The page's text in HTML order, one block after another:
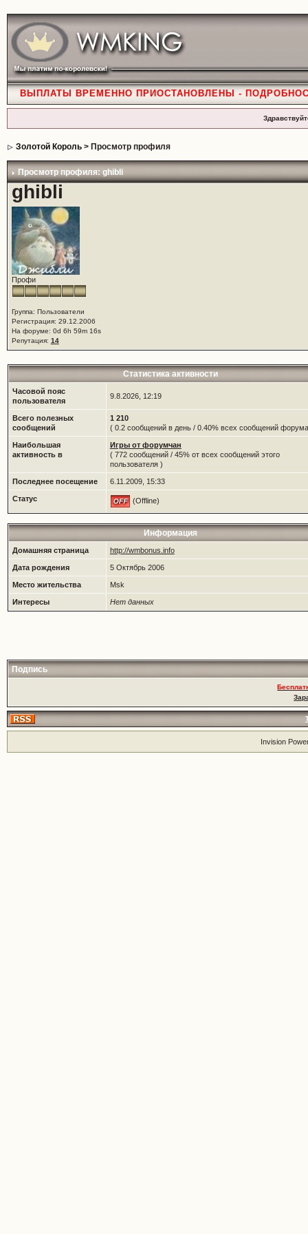
ВЫПЛАТЫ ВРЕМЕННО ПРИОСТАНОВЛЕНЫ -
Золотой Король> Просмотр профиля
Просмотр профиля: ghibli
ghibli
Профи
Группа: Пользователи
Регистрация: 29.12.2006
На форуме: 0d 6h 59m 16s
Репутация: 14
Статистика активности
Часовой пояс
пользователя
9.8.2026, 12:19
Всего полезных
сообщений
1 210
( 0.2 сообщений в день / 0.40% всех сообщений
Наибольшая
активность в
Игры от форумчан
( 772 сообщений / 45% от всех сообщений этого
пользователя )
Последнее посещение 6.11.2009, 15:33
Статус (Offline)
Информация
Домашняя страница http://wmbonus.info
Дата рождения 5 Октябрь 2006
Место жительства Msk
Интересы Нет данных
Подпись
Invision